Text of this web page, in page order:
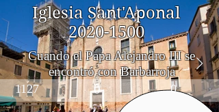
1127 0 0
Iglesia Sant'Aponal
2020-1500
Cuando el Papa Alejandro III se
encontró con Barbarroja